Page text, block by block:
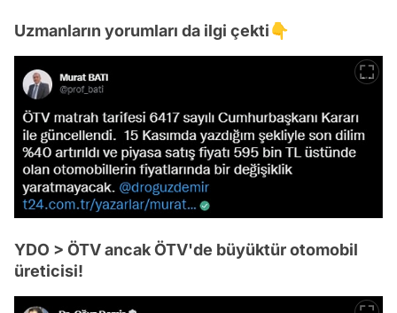
Uzmanların yorumları da ilgi çekti👇
YDO > ÖTV ancak ÖTV'de büyüktür otomobil
üreticisi!